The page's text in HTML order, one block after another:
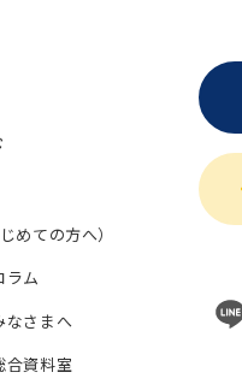
めての方へ）
ラム
なさまへ
合資料室